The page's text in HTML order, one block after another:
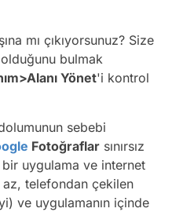
mı çıkıyorsunuz? Size
bulmak
Yönet'i kontrol
sebebi
Fotoğraflar sınırsız
uygulama ve internet
telefondan çekilen
ve uygulamanın içinde